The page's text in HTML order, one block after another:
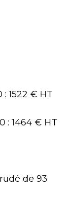
: 1522 € HT
: 1464 € HT
de 93